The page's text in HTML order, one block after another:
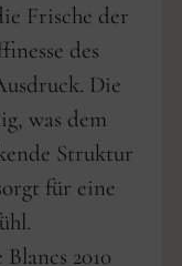
Frische der
des
Die
was dem
Struktur
für eine
2010